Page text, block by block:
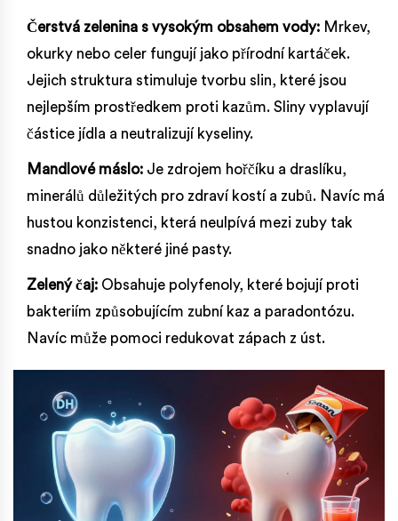
Čerstvá zelenina s vysokým obsahem vody: Mrkev,
okurky nebo celer fungují jako přírodní kartáček.
Jejich struktura stimuluje tvorbu slin, které jsou
nejlepším prostředkem proti kazům. Sliny vyplavují
částice jídla a neutralizují kyseliny.
Mandlové máslo: Je zdrojem hořčíku a draslíku,
minerálů důležitých pro zdraví kostí a zubů. Navíc má
hustou konzistenci, která neulpívá mezi zuby tak
snadno jako některé jiné pasty.
Zelený čaj: Obsahuje polyfenoly, které bojují proti
bakteriím způsobujícím zubní kaz a paradontózu.
Navíc může pomoci redukovat zápach z úst.